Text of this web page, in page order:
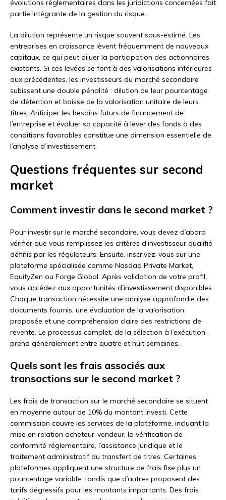
évolutions réglementaires dans les juridictions concernées fait
partie intégrante de la gestion du risque.
La dilution représente un risque souvent sous-estimé. Les
entreprises en croissance lèvent fréquemment de nouveaux
capitaux, ce qui peut diluer la participation des actionnaires
existants. Si ces levées se font à des valorisations inférieures
aux précédentes, les investisseurs du marché secondaire
subissent une double pénalité : dilution de leur pourcentage
de détention et baisse de la valorisation unitaire de leurs
titres. Anticiper les besoins futurs de financement de
l’entreprise et évaluer sa capacité à lever des fonds à des
conditions favorables constitue une dimension essentielle de
l’analyse d’investissement.
Questions fréquentes sur second
market
Comment investir dans le second market ?
Pour investir sur le marché secondaire, vous devez d’abord
vérifier que vous remplissez les critères d’investisseur qualifié
définis par les régulateurs. Ensuite, inscrivez-vous sur une
plateforme spécialisée comme Nasdaq Private Market,
EquityZen ou Forge Global. Après validation de votre profil,
vous accédez aux opportunités d’investissement disponibles.
Chaque transaction nécessite une analyse approfondie des
documents fournis, une évaluation de la valorisation
proposée et une compréhension claire des restrictions de
revente. Le processus complet, de la sélection à l’exécution,
prend généralement entre quatre et huit semaines.
Quels sont les frais associés aux
transactions sur le second market ?
Les frais de transaction sur le marché secondaire se situent
en moyenne autour de 10% du montant investi. Cette
commission couvre les services de la plateforme, incluant la
mise en relation acheteur-vendeur, la vérification de
conformité réglementaire, l’assistance juridique et le
traitement administratif du transfert de titres. Certaines
plateformes appliquent une structure de frais fixe plus un
pourcentage variable, tandis que d’autres proposent des
tarifs dégressifs pour les montants importants. Des frais